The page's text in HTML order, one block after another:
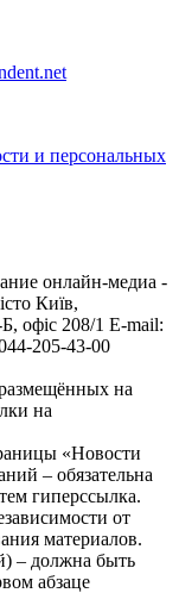
и персональных
онлайн-медиа -
Київ,
208/1 E-mail:
205-43-00
на
на
«Новости
– обязательна
гиперссылка.
от
материалов.
– должна быть
абзаце